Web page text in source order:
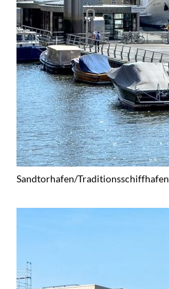
Sandtorhafen/Traditionsschiffhafen